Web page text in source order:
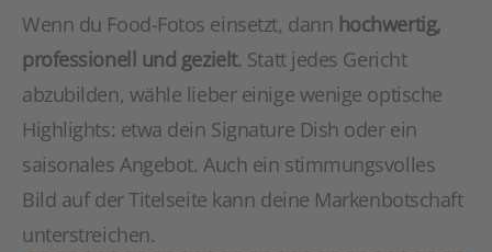
Wenn du Food-Fotos einsetzt, dann hochwertig,
professionell und gezielt. Statt jedes Gericht
abzubilden, wähle lieber einige wenige optische
Highlights: etwa dein Signature Dish oder ein
saisonales Angebot. Auch ein stimmungsvolles
Bild auf der Titelseite kann deine Markenbotschaft
unterstreichen.